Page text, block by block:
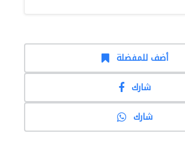
أضف للمفضلة
شارك
شارك